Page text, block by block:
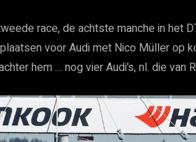
race, de achtste manche in het
voor Audi met Nico Müller op
hem … nog vier Audi’s, nl. die